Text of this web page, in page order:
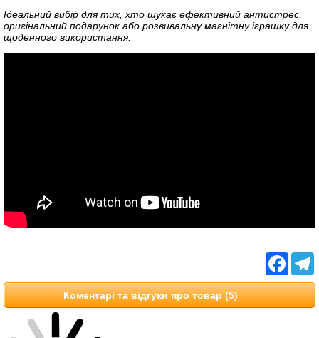
Ідеальний вибір для тих, хто шукає ефективний антистрес,
оригінальний подарунок або розвивальну магнітну іграшку для
щоденного використання.
Коментарі та відгуки про товар (5)